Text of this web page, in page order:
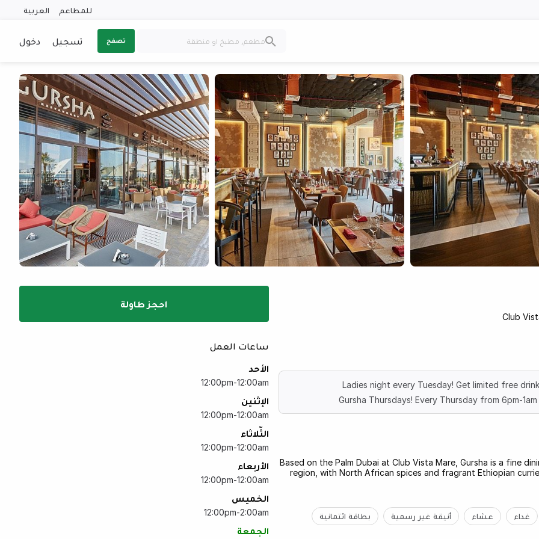
للمطاعم العربية
تصفح تسجيل دخول
Club
Ladies night every Tuesday! Get limited free
Gursha Thursdays! Every Thursday from 6pm-
Based on the Palm Dubai at Club Vista Mare, Gursha is a fine
region, with North African spices and fragrant Ethiopian
غداء عشاء أنيقة غير رسمية بطاقة ائتمانية
احجز طاولة
ساعات العمل
الأحد
12:00pm-12:00am
الإثنين
12:00pm-12:00am
الثّلاثاء
12:00pm-12:00am
الأربعاء
12:00pm-12:00am
الخميس
12:00pm-2:00am
الجمعة